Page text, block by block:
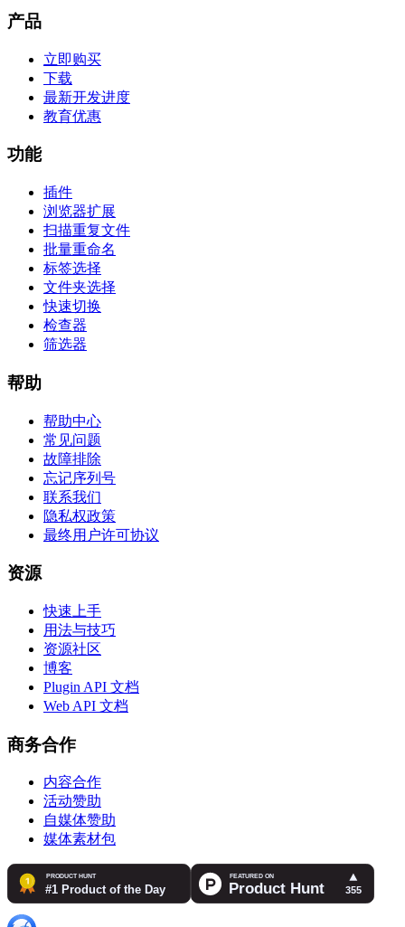
产品
立即购买
下载
最新开发进度
教育优惠
功能
插件
浏览器扩展
扫描重复文件
批量重命名
标签选择
文件夹选择
快速切换
检查器
筛选器
帮助
帮助中心
常见问题
故障排除
忘记序列号
联系我们
隐私权政策
最终用户许可协议
资源
快速上手
用法与技巧
资源社区
博客
Plugin API 文档
Web API 文档
商务合作
内容合作
活动赞助
自媒体赞助
媒体素材包